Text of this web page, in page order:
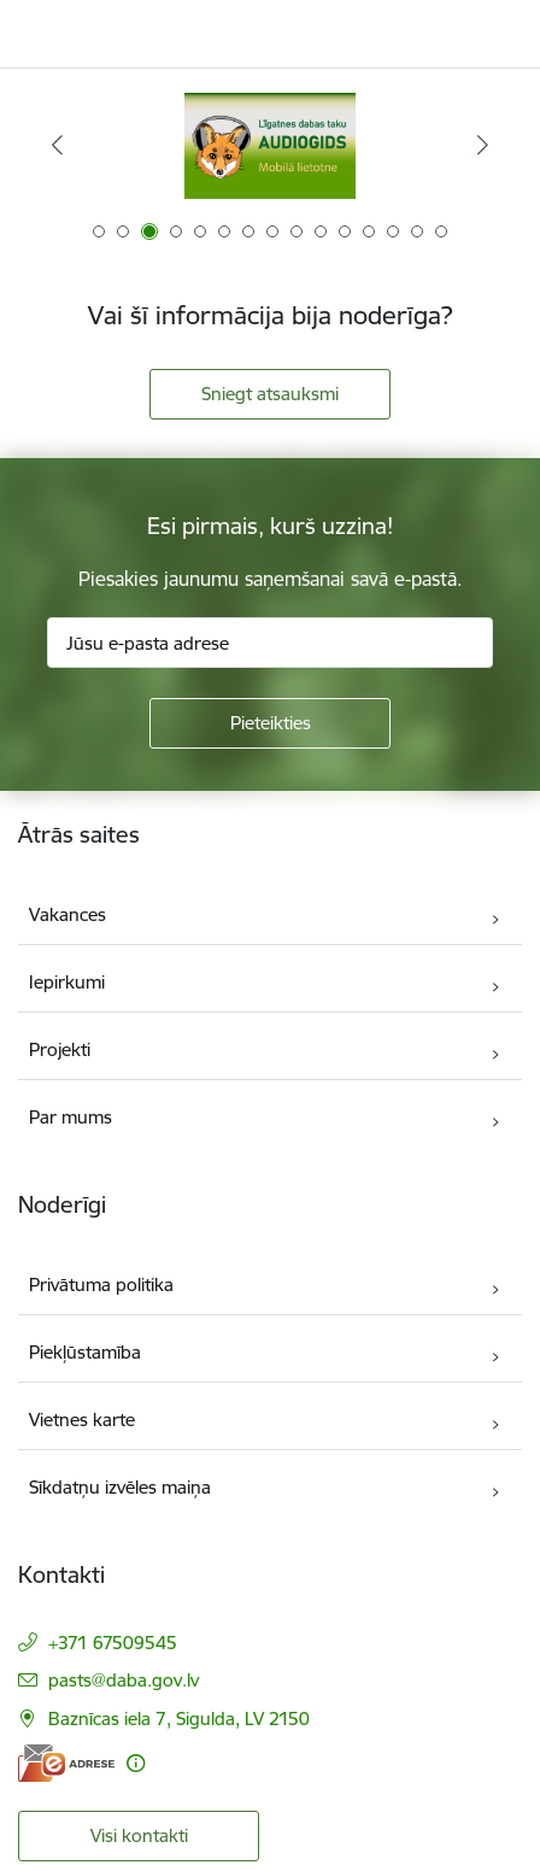
Vai šī informācija bija noderīga?
Sniegt atsauksmi
Esi pirmais, kurš uzzina!
Piesakies jaunumu saņemšanai savā e-pastā.
Kājene
Ātrās saites
Vakances
Iepirkumi
Projekti
Par mums
Noderīgi
Privātuma politika
Piekļūstamība
Vietnes karte
Sīkdatņu izvēles maiņa
Kontakti
+371 67509545
E-pasts:
pasts@daba.gov.lv
Baznīcas iela 7, Sigulda, LV 2150
Visi kontakti